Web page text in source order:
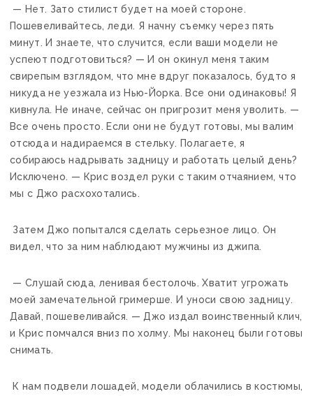
— Нет. Зато стилист будет на моей стороне.
Пошевеливайтесь, леди. Я начну съемку через пять
минут. И знаете, что случится, если ваши модели не
успеют подготовиться? — И он окинул меня таким
свирепым взглядом, что мне вдруг показалось, будто я
никуда не уезжала из Нью-Йорка. Все они одинаковы! Я
кивнула. Не иначе, сейчас он пригрозит меня уволить. —
Все очень просто. Если они не будут готовы, мы валим
отсюда и надираемся в стельку. Полагаете, я
собираюсь надрывать задницу и работать целый день?
Исключено. — Крис воздел руки с таким отчаянием, что
мы с Джо расхохотались.
Затем Джо попытался сделать серьезное лицо. Он
видел, что за ним наблюдают мужчины из джипа.
— Слушай сюда, ленивая бестолочь. Хватит угрожать
моей замечательной гримерше. И уноси свою задницу.
Давай, пошевеливайся. — Джо издал воинственный клич,
и Крис помчался вниз по холму. Мы наконец были готовы
снимать.
К нам подвели лошадей, модели облачились в костюмы,